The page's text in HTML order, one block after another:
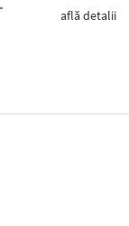
află detalii